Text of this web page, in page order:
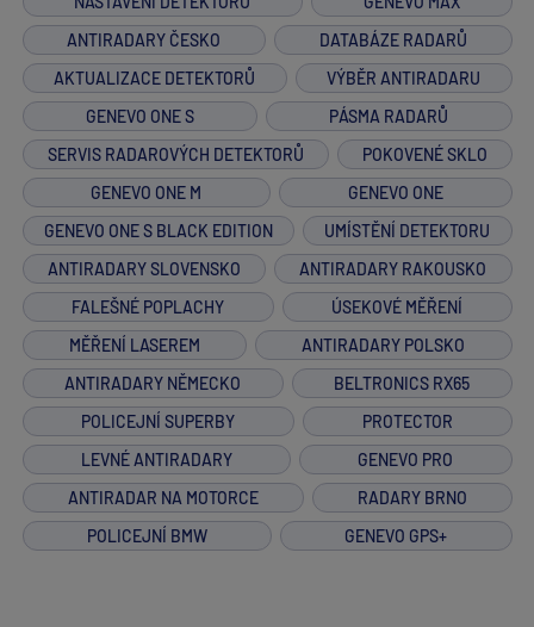
ANTIRADARY ČESKO
DATABÁZE RADARŮ
AKTUALIZACE DETEKTORŮ
VÝBĚR ANTIRADARU
GENEVO ONE S
PÁSMA RADARŮ
SERVIS RADAROVÝCH DETEKTORŮ
POKOVENÉ SKLO
GENEVO ONE M
GENEVO ONE
GENEVO ONE S BLACK EDITION
UMÍSTĚNÍ DETEKTORU
ANTIRADARY SLOVENSKO
ANTIRADARY RAKOUSKO
FALEŠNÉ POPLACHY
ÚSEKOVÉ MĚŘENÍ
MĚŘENÍ LASEREM
ANTIRADARY POLSKO
ANTIRADARY NĚMECKO
BELTRONICS RX65
POLICEJNÍ SUPERBY
PROTECTOR
LEVNÉ ANTIRADARY
GENEVO PRO
ANTIRADAR NA MOTORCE
RADARY BRNO
POLICEJNÍ BMW
GENEVO GPS+